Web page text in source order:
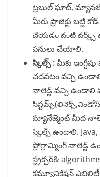
ట్రబుల్ ఘాట్,
మీరు ప్రాజెక్టు
చేయడం వంటి
పనులు చేయాలి.
స్కిల్స్ :మీకు
చదవటం వచ్చి
నాలెడ్జ్ వచ్చి ఉండాలి
మ్యానేజ్మెంట్ మీద
స్కిల్స్ ఉండాలి.
ప్రోగ్రామ్మింగ్ నాలెడ్జ్
స్ట్రక్చర్&
కమ్యూనికేషన్ ఎబిలిటీ